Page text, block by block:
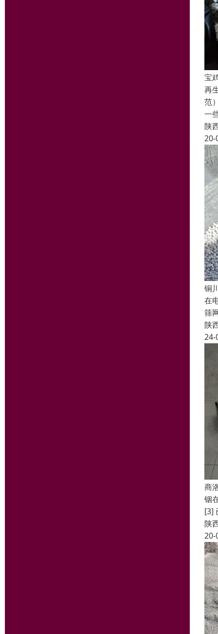
宝
再
范
一
陕
20-
铜
在
筛
陕
24-
商
铟
[3]
陕
20-